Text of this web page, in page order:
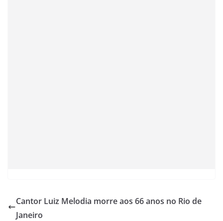
Cantor Luiz Melodia morre aos 66 anos no Rio de
Janeiro